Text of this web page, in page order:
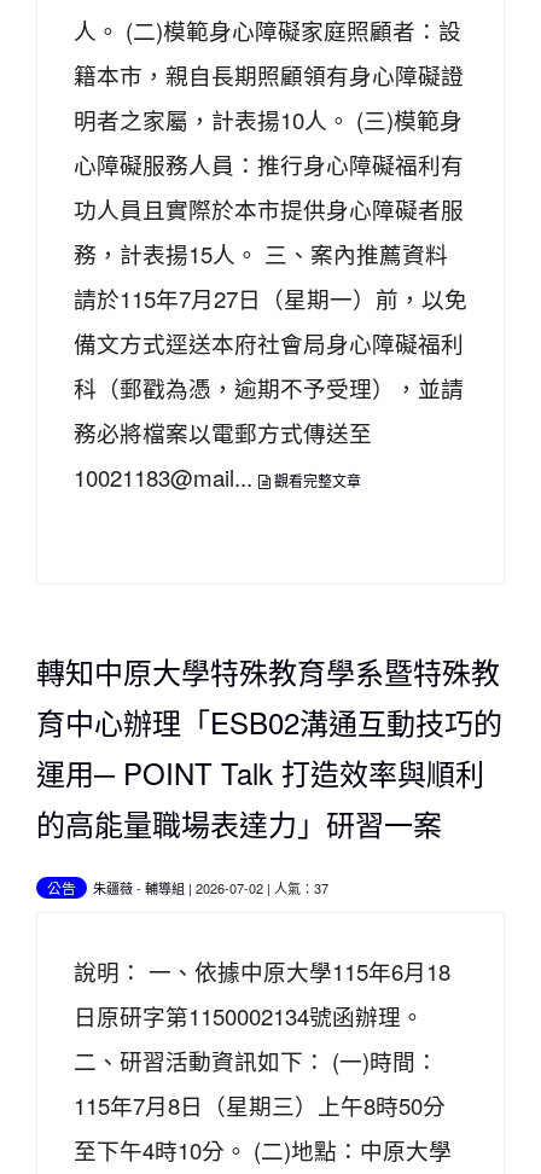
人。 (二)模範身心障礙家庭照顧者：設
籍本市，親自長期照顧領有身心障礙證
明者之家屬，計表揚10人。 (三)模範身
心障礙服務人員：推行身心障礙福利有
功人員且實際於本市提供身心障礙者服
務，計表揚15人。 三、案內推薦資料
請於115年7月27日（星期一）前，以免
備文方式逕送本府社會局身心障礙福利
科（郵戳為憑，逾期不予受理），並請
務必將檔案以電郵方式傳送至
10021183@mail...
觀看完整文章
轉知中原大學特殊教育學系暨特殊教
育中心辦理「ESB02溝通互動技巧的
運用─ POINT Talk 打造效率與順利
的高能量職場表達力」研習一案
公告 朱疆薇- 輔導組 | 2026-07-02 | 人氣：37
說明： 一、依據中原大學115年6月18
日原研字第1150002134號函辦理。
二、研習活動資訊如下： (一)時間：
115年7月8日（星期三）上午8時50分
至下午4時10分。 (二)地點：中原大學